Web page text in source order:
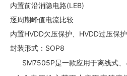
内置前沿消隐电路(LEB)
逐周期峰值电流比较
内置HVDD欠压保护、HVDD过压保
封装形式：SOP8
SM7505P是一款应用于离线式、